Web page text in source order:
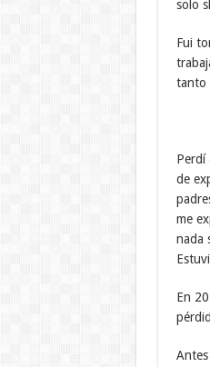
solo
Fui
tanto
Perdí
de
me
nada
En